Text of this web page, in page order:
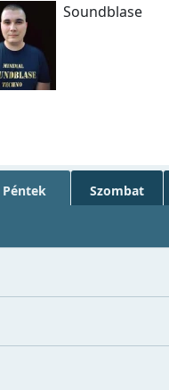
Soundblase
Péntek Szombat